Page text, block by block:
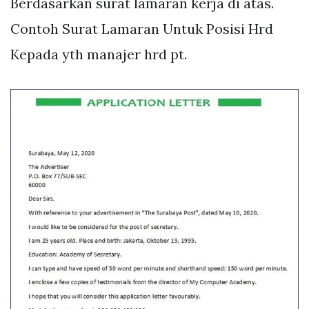
Contoh Surat Lamaran Untuk Posisi Hrd
Kepada yth manajer hrd pt.